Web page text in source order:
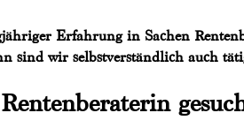
Erfahrung in Sachen
sind wir selbstverständlich auch